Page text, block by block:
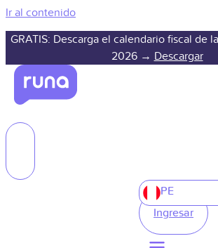
Ir al contenido
GRATIS: Descarga el calendario fiscal de
2026 → Descargar
PE
Ingresar